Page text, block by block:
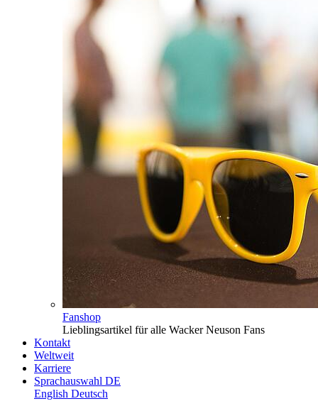
Fanshop
Lieblingsartikel für alle Wacker Neuson Fans
Kontakt
Weltweit
Karriere
Sprachauswahl DE
English Deutsch